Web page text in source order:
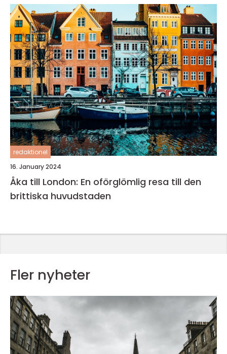
redaktionel
16. January 2024
Åka till London: En oförglömlig resa till den
brittiska huvudstaden
Fler nyheter